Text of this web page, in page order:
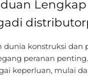
dunia konstruksi dan
peranan
keperluan, mulai